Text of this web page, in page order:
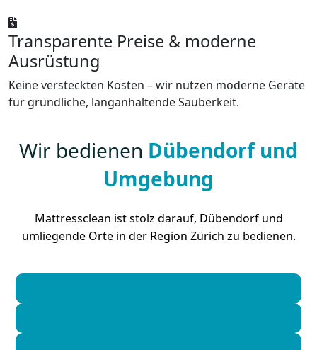
Transparente Preise & moderne
Ausrüstung
Keine versteckten Kosten – wir nutzen moderne Geräte
für gründliche, langanhaltende Sauberkeit.
Wir bedienen Dübendorf und
Umgebung
Mattressclean ist stolz darauf, Dübendorf und
umliegende Orte in der Region Zürich zu bedienen.